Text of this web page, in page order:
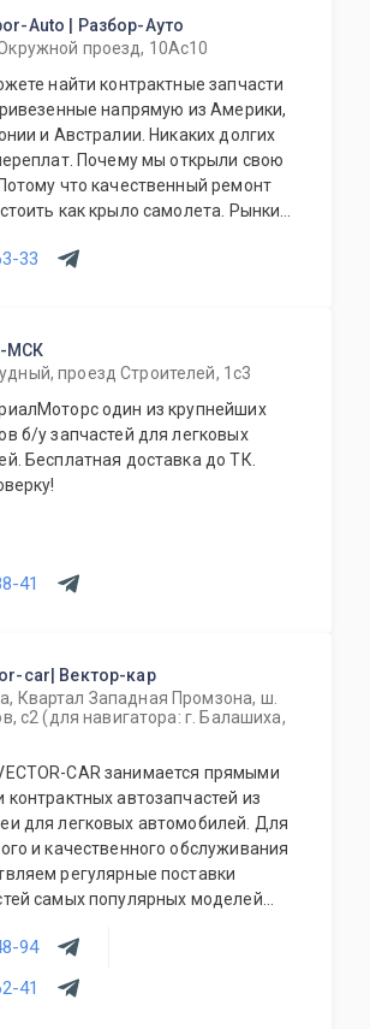
Auto | Разбор-Ауто
проезд, 10Ас10
найти контрактные запчасти
напрямую из Америки,
и Австралии. Никаких долгих
Почему мы открыли свою
что качественный ремонт
как крыло самолета. Рынки
с живыми узлами. Мы
33
МСК
проезд Строителей, 1с3
один из крупнейших
б/у запчастей для легковых
Бесплатная доставка до ТК.
41
car| Вектор-кар
Квартал Западная Промзона, ш.
с2 (для навигатора: г. Балашиха,
CAR занимается прямыми
контрактных автозапчастей из
для легковых автомобилей. Для
и качественного обслуживания
регулярные поставки
самых популярных моделей
большой выбор
который постоянно
и пополняется.
94
41